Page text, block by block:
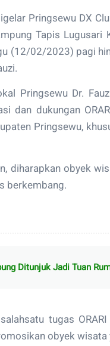
Pringsewu DX
Tapis Lugusari
(12/02/2023) pagi
Pringsewu Dr.
dan dukungan
Pringsewu,
diharapkan obyek
berkembang.
Ditunjuk Jadi Tuan
tugas
obyek wisata